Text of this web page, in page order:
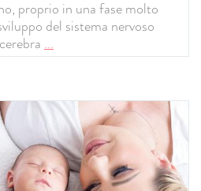
proprio in una fase molto
del sistema nervoso
...